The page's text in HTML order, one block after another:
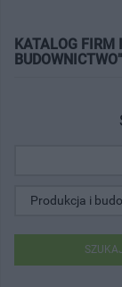
KATALOG FIRM
BUDOWNICTWO"